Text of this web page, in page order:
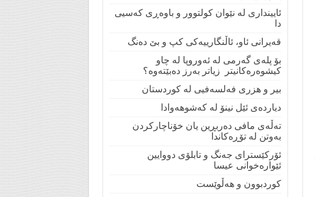
ئایینداری لە نێوان کولتوور و باوەڕی کەسیی
دا
قەیرانی ئاو، ئاڵنگارییەکی کپ و بێ دەنگ
بۆ پلەی گەرمی لە ئەوروپا لە چاو
کیشوەرەکانیتر زیاتر بەرز دەبێتەوە؟
بیر و هزری فەلسەفیی لە کوردستان
دیاردەی ئێل نینۆ لە کەشوهەوادا
تەڵەی مافی دەربڕین یان خۆناچارکردن
بەوتن لە تۆڕەکاندا
ئۆرکێسترای جەنگ و تابلۆی دووایین
ئێوارەخوانی عیسا
کوردبوون و هەڵوێست